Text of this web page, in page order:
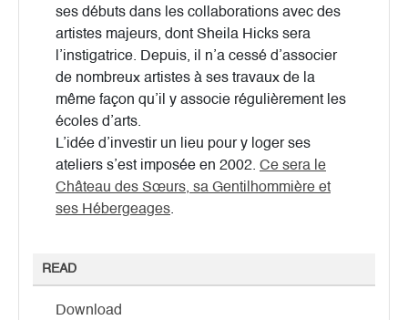
ses débuts dans les collaborations avec des
artistes majeurs, dont Sheila Hicks sera
l’instigatrice. Depuis, il n’a cessé d’associer
de nombreux artistes à ses travaux de la
même façon qu’il y associe régulièrement les
écoles d’arts.
L’idée d’investir un lieu pour y loger ses
ateliers s’est imposée en 2002. Ce sera le
Château des Sœurs, sa Gentilhommière et
ses Hébergeages.
READ
Download